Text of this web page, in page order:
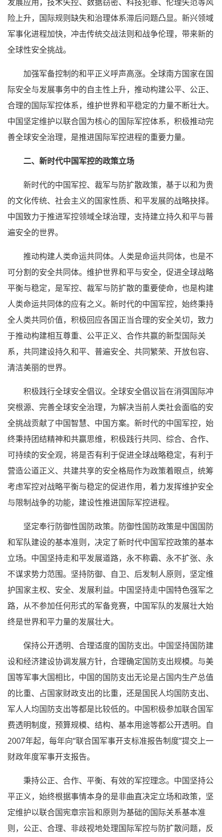
险上升，国际规则缺失和治理体系滞后问题凸显。新兴领域
军事化进程加快，冲击传统交战法则和战争伦理，带来新的
全球性安全挑战。
加强军备控制的和平正义呼声高涨。全球南方国家在国
际安全与发展事务中的自主性上升，推动构建公平、公正、
合理的国际军控体系，维护世界和平稳定的力量不断壮大。
中国坚定维护以联合国为核心的国际军控体系，积极推动完
善全球安全治理，是推进国际军控进程的重要力量。
二、新时代中国军控的政策立场
新时代的中国军控、裁军与防扩散政策，基于以和为贵
的文化传统、社会主义的国家性质、和平发展的战略抉择。
中国致力于推进军控领域全球治理，支持建立持久和平与普
遍安全的世界。
推动构建人类命运共同体。人类是命运共同体，也是不
可分割的安全共同体。维护世界和平与安全，促进全球战略
平衡与稳定，是军控、裁军与防扩散的重要使命，也是构建
人类命运共同体的应有之义。新时代的中国军控，始终秉持
全人类共同价值，积极回应各国正当合理的安全关切，致力
于推动构建相互尊重、公平正义、合作共赢的新型国际关
系，共同建设持久和平、普遍安全、共同繁荣、开放包容、
清洁美丽的世界。
积极践行全球安全倡议。全球安全倡议旨在消弭国际冲
突根源、完善全球安全治理，为解决当前人类社会面临的安
全挑战贡献了中国智慧、中国方案。新时代的中国军控，始
终秉持团结精神和共赢思维，积极践行共同、综合、合作、
可持续的安全观，将是否有利于促进全球战略稳定，有利于
营造公道正义、共建共享的安全格局作为政策着眼点，统筹
考虑军控对战略平衡与稳定的促进作用，着力发挥维护安全
与限制战争的功能，建设性推进国际军控进程。
坚定奉行防御性国防政策。防御性国防政策是中国国防
和军队建设的基本准则，决定了新时代中国军控政策的基本
立场。中国坚持走和平发展道路，永不称霸、永不扩张、永
不谋求势力范围。坚持防御、自卫、后发制人原则，坚定维
护国家主权、安全、发展利益。中国坚持走中国特色强军之
路，从不参加任何形式的军备竞赛，中国军队的发展壮大始
终是世界和平力量的发展壮大。
保持公开透明、合理适度的国防支出。中国坚持国防建
设和经济建设协调发展方针，合理确定国防支出规模。与美
国等军事大国相比，中国的国防支出无论是占国内生产总值
的比重、占国家财政支出的比重，还是国民人均国防支出、
军人人均国防支出等都是比较低的。中国积极参加联合国军
费透明制度，预算规模、结构、基本用途等都公开透明。自
2007年起，每年向“联合国军事开支标准报告制度”提交上一
财政年度军事开支报告。
秉持公正、合作、平衡、有效的军控理念。中国坚持公
平正义，始终根据事情本身的是非曲直决定立场和政策，坚
定维护以联合国宪章宗旨和原则为基础的国际关系基本准
则，公正、合理、非歧视地处理国际军控与防扩散问题，反